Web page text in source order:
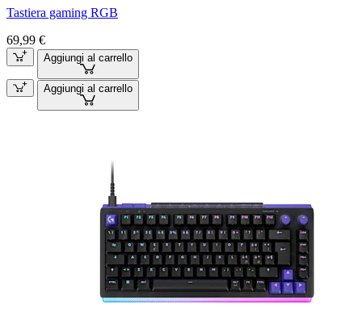
Tastiera gaming RGB
69,99 €
Aggiungi al carrello
Aggiungi al carrello